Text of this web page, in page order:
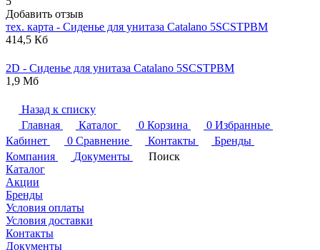
Добавить отзыв
тех. карта - Сиденье для унитаза Catalano 5SCSTPBM
414,5 Кб
2D - Сиденье для унитаза Catalano 5SCSTPBM
1,9 Мб
Назад к списку
Главная
Каталог 0 Корзина 0 Избранные
Кабинет
0 Сравнение Контакты
Бренды
Компания
Документы
Поиск
Каталог
Акции
Бренды
Условия оплаты
Условия доставки
Контакты
Документы